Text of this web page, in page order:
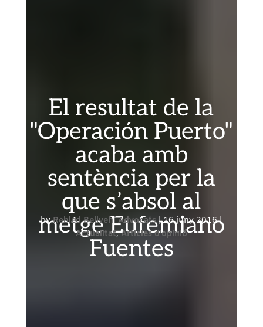
El resultat de la
"Operación Puerto"
acaba amb
sentència per la
que s’absol al
metge Eufemiano
Fuentes
byRebled Bellvehí Advocats|16 juny 2016|
Actualitat,Articles d'opinió